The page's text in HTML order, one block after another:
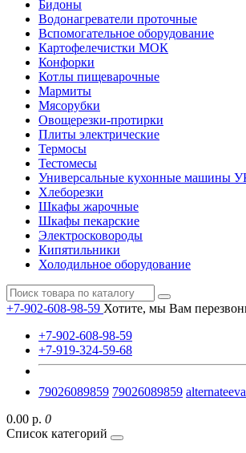
Бидоны
Водонагреватели проточные
Вспомогательное оборудование
Картофелечистки МОК
Конфорки
Котлы пищеварочные
Мармиты
Мясорубки
Овощерезки-протирки
Плиты электрические
Термосы
Тестомесы
Универсальные кухонные машины
Хлеборезки
Шкафы жарочные
Шкафы пекарские
Электросковороды
Кипятильники
Холодильное оборудование
+7-902-608-98-59 Хотите, мы Вам
+7-902-608-98-59
+7-919-324-59-68
79026089859 79026089859
0.00 р. 0
Список категорий